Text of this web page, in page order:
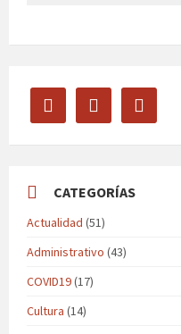
facebook twitter instagram
CATEGORÍAS
Actualidad (51)
Administrativo (43)
COVID19(17)
Cultura (14)